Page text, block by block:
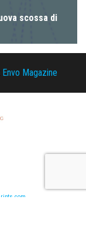
Envo Magazine